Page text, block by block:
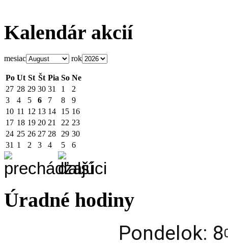
Kalendár akcií
mesiac rok
Po Ut St Št Pia So Ne
27 28 29 30 31 1
2
3
4 5 6 7 8
9
10 11 12 13 14 15 16
17 18 19 20 21 22 23
24 25 26 27 28 29 30
31 1 2 3 4 5 6
Úradné hodiny
Pondelok: 8